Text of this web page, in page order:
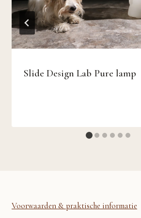
Slide Design Lab Pure lamp
Voorwaarden & praktische informatie